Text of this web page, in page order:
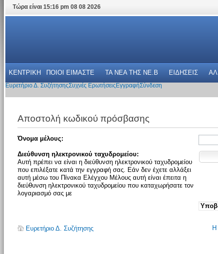
Τώρα είναι 15:16 pm 08 08 2026
ΚΕΝΤΡΙΚΗ ΠΟΙΟΙ ΕΙΜΑΣΤΕ ΤΑ ΝΕΑ THΣ NE.B ΕΙΔΗΣΕΙΣ
Ευρετήριο Δ. ΣυζήτησηςΣυχνές Ερωτήσεις ΕγγραφήΣύνδεση
Αποστολή κωδικού πρόσβασης
Όνομα μέλους:
Διεύθυνση ηλεκτρονικού ταχυδρομείου:
Αυτή πρέπει να είναι η διεύθυνση ηλεκτρονικού ταχυδρομείου
που επιλέξατε κατά την εγγραφή σας. Εάν δεν έχετε αλλάξει
αυτή μέσω του Πίνακα Ελέγχου Μέλους αυτή είναι έπειτα η
διεύθυνση ηλεκτρονικού ταχυδρομείου που καταχωρήσατε τον
λογαριασμό σας με
Ευρετήριο Δ. Συζήτησης Η